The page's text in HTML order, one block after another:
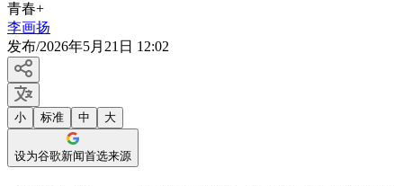
青春+
李画扬
发布/2026年5月21日 12:02
小 标准 中 大
设为谷歌新闻首选来源